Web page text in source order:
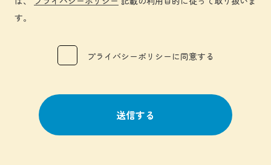
す。
プライバシーポリシーに同意する